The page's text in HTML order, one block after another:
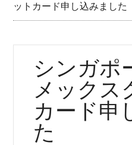
ットカード申し込みました
シンガポ
メックス
カード申
た